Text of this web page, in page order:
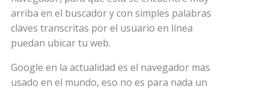
arriba en el buscador y con simples palabras
claves transcritas por el usuario en línea
puedan ubicar tu web.
Google en la actualidad es el navegador mas
usado en el mundo, eso no es para nada un